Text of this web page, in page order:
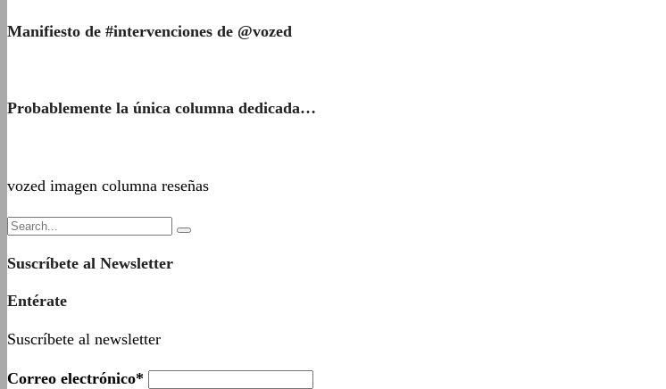
Manifiesto de #intervenciones de @vozed
Probablemente la única columna dedicada…
vozed imagen columna reseñas
Suscríbete al Newsletter
Entérate
Suscríbete al newsletter
Correo electrónico*